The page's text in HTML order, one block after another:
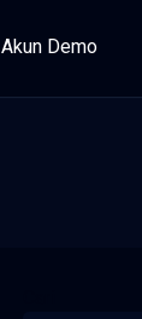
Akun Demo